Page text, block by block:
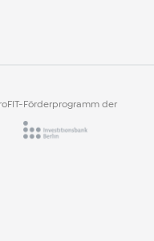
Förderprogramm der